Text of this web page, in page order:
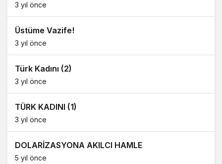
3 yıl önce
Üstüme Vazife!
3 yıl önce
Türk Kadını (2)
3 yıl önce
TÜRK KADINI (1)
3 yıl önce
DOLARİZASYONA AKILCI HAMLE
5 yıl önce